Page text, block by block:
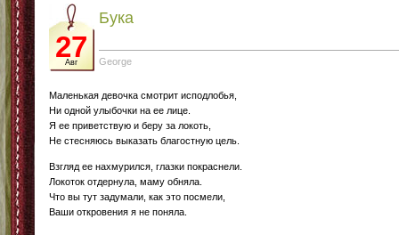
27
Авг
Бука
George
Маленькая девочка смотрит исподлобья,
Ни одной улыбочки на ее лице.
Я ее приветствую и беру за локоть,
Не стесняюсь выказать благостную цель.
Взгляд ее нахмурился, глазки покраснели.
Локоток отдернула, маму обняла.
Что вы тут задумали, как это посмели,
Ваши откровения я не поняла.